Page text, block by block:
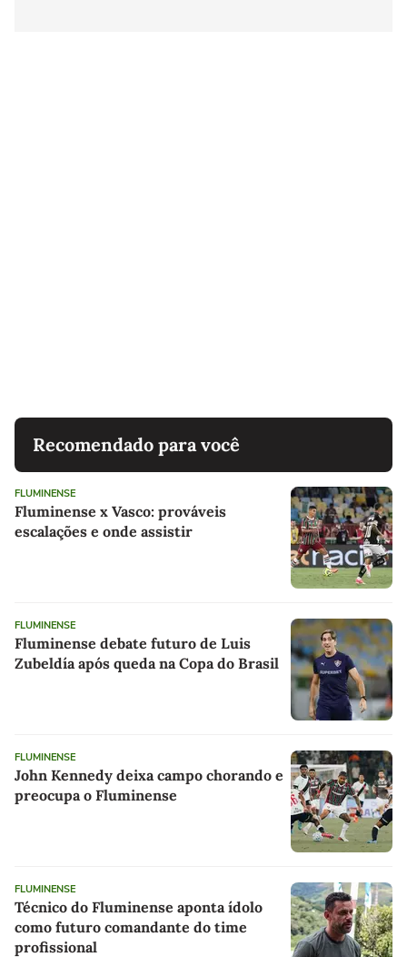
Recomendado para você
FLUMINENSE
Fluminense x Vasco: prováveis
escalações e onde assistir
FLUMINENSE
Fluminense debate futuro de Luis
Zubeldía após queda na Copa do Brasil
FLUMINENSE
John Kennedy deixa campo chorando e
preocupa o Fluminense
FLUMINENSE
Técnico do Fluminense aponta ídolo
como futuro comandante do time
profissional